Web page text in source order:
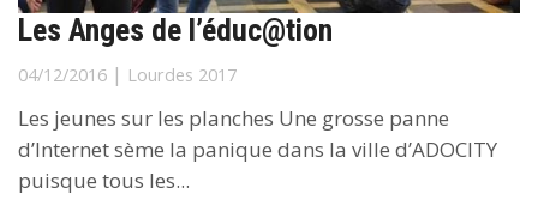
Les Anges de l’éduc@tion
04/12/2016 | Lourdes 2017
Les jeunes sur les planches Une grosse panne
d’Internet sème la panique dans la ville d’ADOCITY
puisque tous les...